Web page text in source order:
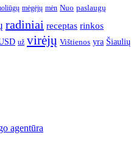
mėgėjų mėn Nuo paslaugų
radiniai receptas rinkos
už virėjų Vištienos yra Šiaulių
agentūra